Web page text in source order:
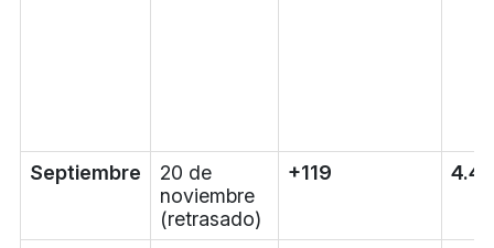
Septiembre
20 de
noviembre
(retrasado)
+119 4.4